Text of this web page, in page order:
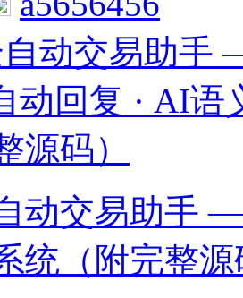
动交易助手
统（附完整